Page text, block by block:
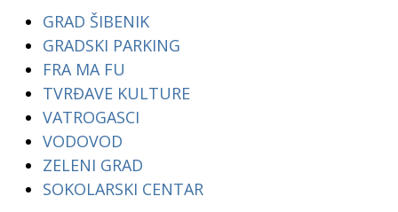
GRAD ŠIBENIK
GRADSKI PARKING
FRA MA FU
TVRĐAVE KULTURE
VATROGASCI
VODOVOD
ZELENI GRAD
SOKOLARSKI CENTAR